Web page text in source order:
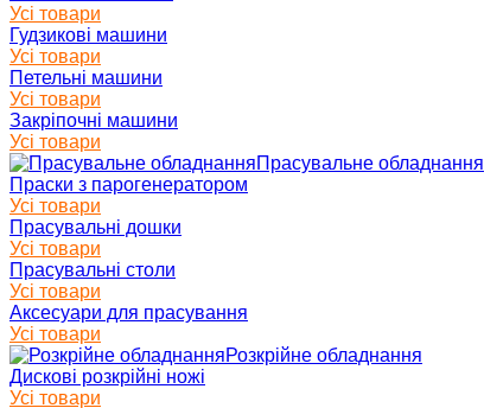
Усі товари
Гудзикові машини
Усі товари
Петельні машини
Усі товари
Закріпочні машини
Усі товари
Прасувальне обладнання
Праски з парогенератором
Усі товари
Прасувальні дошки
Усі товари
Прасувальні столи
Усі товари
Аксесуари для прасування
Усі товари
Розкрійне обладнання
Дискові розкрійні ножі
Усі товари